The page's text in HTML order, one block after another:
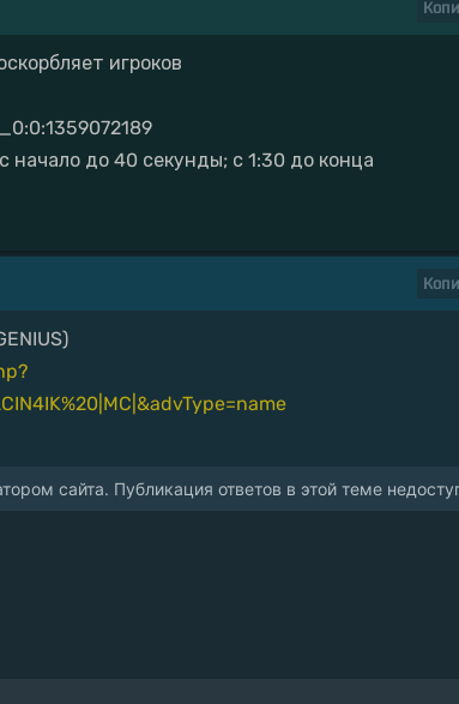
игроков
начало до 40 секунды; с 1:30 до конца
сайта. Публикация ответов в этой теме